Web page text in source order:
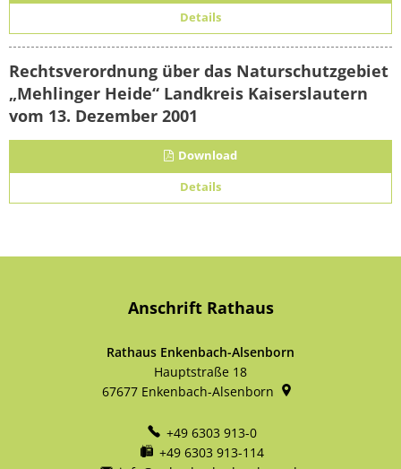
Details
Rechtsverordnung über das Naturschutzgebiet
„Mehlinger Heide“ Landkreis Kaiserslautern
vom 13. Dezember 2001
Download
Details
Anschrift Rathaus
Rathaus Enkenbach-Alsenborn
Hauptstraße 18
67677 Enkenbach-Alsenborn
+49 6303 913-0
+49 6303 913-114